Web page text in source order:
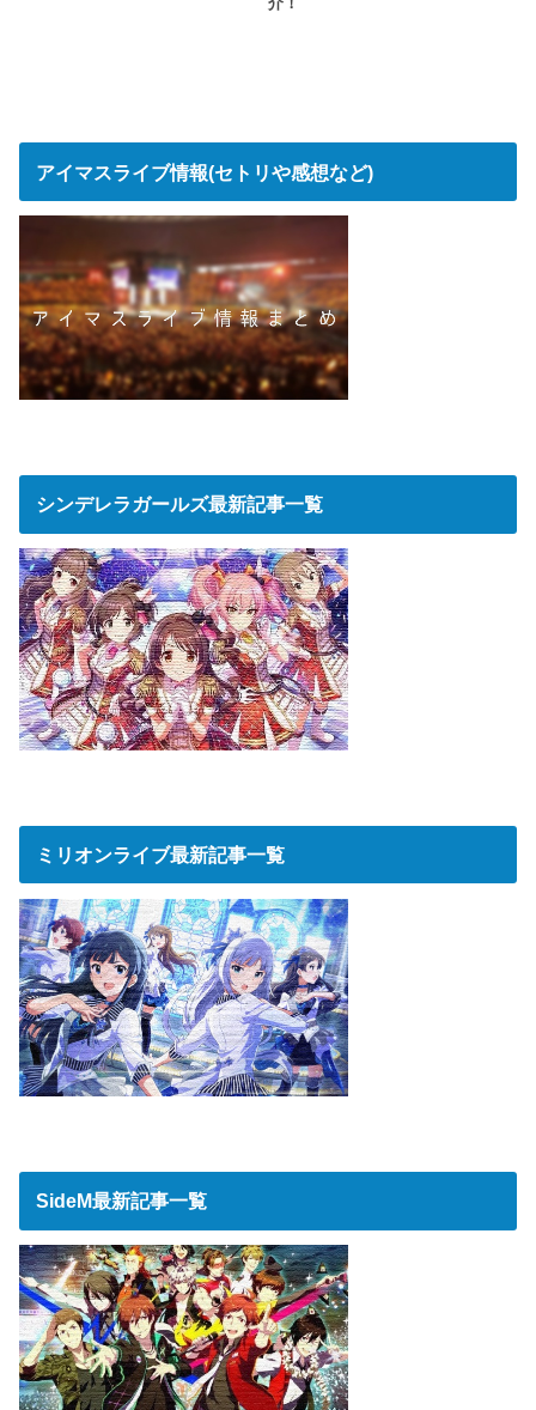
介！
アイマスライブ情報(セトリや感想など)
シンデレラガールズ最新記事一覧
ミリオンライブ最新記事一覧
SideM最新記事一覧